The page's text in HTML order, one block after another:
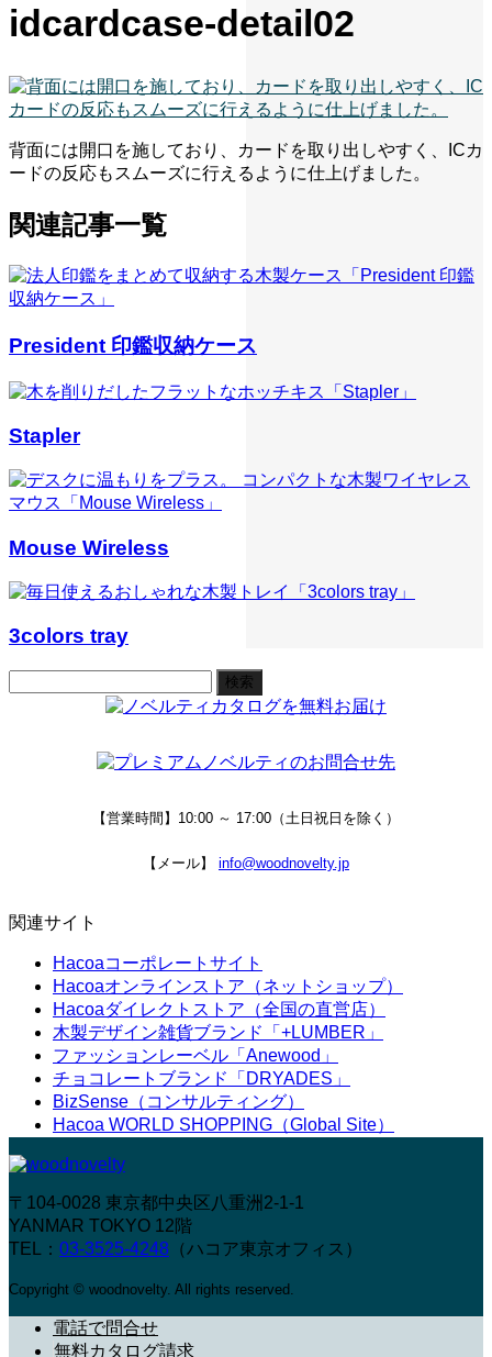
idcardcase-detail02
背面には開口を施しており、カードを取り出しやすく、ICカ
ードの反応もスムーズに行えるように仕上げました。
関連記事一覧
President 印鑑収納ケース
Stapler
Mouse Wireless
3colors tray
【営業時間】10:00 ～ 17:00（土日祝日を除く）
【メール】 info@woodnovelty.jp
関連サイト
Hacoaコーポレートサイト
Hacoaオンラインストア（ネットショップ）
Hacoaダイレクトストア（全国の直営店）
木製デザイン雑貨ブランド「+LUMBER」
ファッションレーベル「Anewood」
チョコレートブランド「DRYADES」
BizSense（コンサルティング）
Hacoa WORLD SHOPPING（Global Site）
〒104-0028 東京都中央区八重洲2-1-1
YANMAR TOKYO 12階
TEL： 03-3525-4248 （ハコア東京オフィス）
Copyright © woodnovelty. All rights reserved.
電話で問合せ
無料カタログ請求